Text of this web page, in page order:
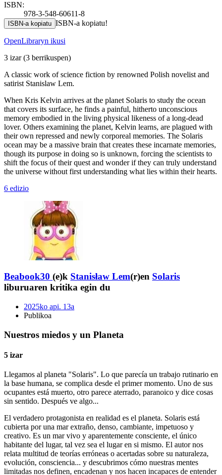
ISBN:
978-3-548-60611-8
ISBN-a kopiatu ISBN-a kopiatu!
OpenLibraryn ikusi
3 izar(3 berrikuspen)
A classic work of science fiction by renowned Polish novelist and
satirist Stanislaw Lem.
When Kris Kelvin arrives at the planet Solaris to study the ocean
that covers its surface, he finds a painful, hitherto unconscious
memory embodied in the living physical likeness of a long-dead
lover. Others examining the planet, Kelvin learns, are plagued with
their own repressed and newly corporeal memories. The Solaris
ocean may be a massive brain that creates these incarnate memories,
though its purpose in doing so is unknown, forcing the scientists to
shift the focus of their quest and wonder if they can truly understand
the universe without first understanding what lies within their hearts.
6 edizio
Beabook30 (e)k Stanisław Lem(r)en Solaris
liburuaren kritika egin du
2025ko api. 13a
Publikoa
Nuestros miedos y un Planeta
5 izar
Llegamos al planeta "Solaris". Lo que parecía un trabajo rutinario en
la base humana, se complica desde el primer momento. Uno de sus
ocupantes está muerto, otro parece aterrado, paranoico y dice cosas
sin sentido. Después ve algo...
El verdadero protagonista en realidad es el planeta. Solaris está
cubierta por una mar extraño, denso, cambiante, impetuoso y
creativo. Es un mar vivo y aparentemente consciente, el único
habitante del lugar, tal vez sea el lugar en si mismo. El autor nos
relata multitud de teorías erróneas o acertadas sobre su naturaleza,
evolución, consciencia... y descubrimos cómo nuestras mentes
limitadas nos definen, encadenan y nos hacen incapaces de entender